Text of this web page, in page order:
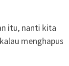
itu, nanti kita
menghapus